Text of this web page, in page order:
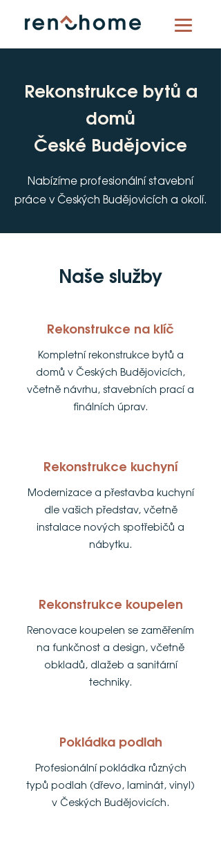
Rekonstrukce bytů a
domů
České Budějovice
Nabízíme profesionální stavební
práce v Českých Budějovicích a okolí.
Naše služby
Rekonstrukce na klíč
Kompletní rekonstrukce bytů a
domů v Českých Budějovicích,
včetně návrhu, stavebních prací a
finálních úprav.
Rekonstrukce kuchyní
Modernizace a přestavba kuchyní
dle vašich představ, včetně
instalace nových spotřebičů a
nábytku.
Rekonstrukce koupelen
Renovace koupelen se zaměřením
na funkčnost a design, včetně
obkladů, dlažeb a sanitární
techniky.
Pokládka podlah
Profesionální pokládka různých
typů podlah (dřevo, laminát, vinyl)
v Českých Budějovicích.